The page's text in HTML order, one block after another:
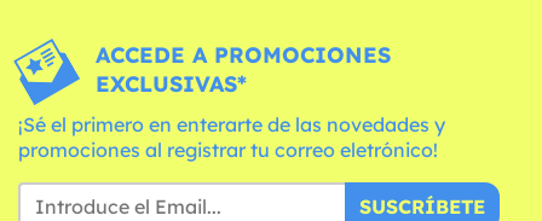
ACCEDE A PROMOCIONES
EXCLUSIVAS*
¡Sé el primero en enterarte de las novedades y
promociones al registrar tu correo eletrónico!
SUSCRÍBETE